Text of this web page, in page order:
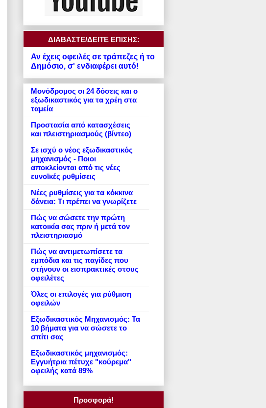
ΔΙΑΒΑΣΤΕ/ΔΕΙΤΕ ΕΠΙΣΗΣ:
Αν έχεις οφειλές σε τράπεζες ή το
Δημόσιο, σ' ενδιαφέρει αυτό!
Μονόδρομος οι 24 δόσεις και ο
εξωδικαστικός για τα χρέη στα
ταμεία
Προστασία από κατασχέσεις
και πλειστηριασμούς (βίντεο)
Σε ισχύ ο νέος εξωδικαστικός
μηχανισμός - Ποιοι
αποκλείονται από τις νέες
ευνοϊκές ρυθμίσεις
Νέες ρυθμίσεις για τα κόκκινα
δάνεια: Τι πρέπει να γνωρίζετε
Πώς να σώσετε την πρώτη
κατοικία σας πριν ή μετά τον
πλειστηριασμό
Πώς να αντιμετωπίσετε τα
εμπόδια και τις παγίδες που
στήνουν οι εισπρακτικές στους
οφειλέτες
Όλες οι επιλογές για ρύθμιση
οφειλών
Εξωδικαστικός Μηχανισμός: Τα
10 βήματα για να σώσετε το
σπίτι σας
Εξωδικαστικός μηχανισμός:
Εγγυήτρια πέτυχε "κούρεμα"
οφειλής κατά 89%
Προσφορά!